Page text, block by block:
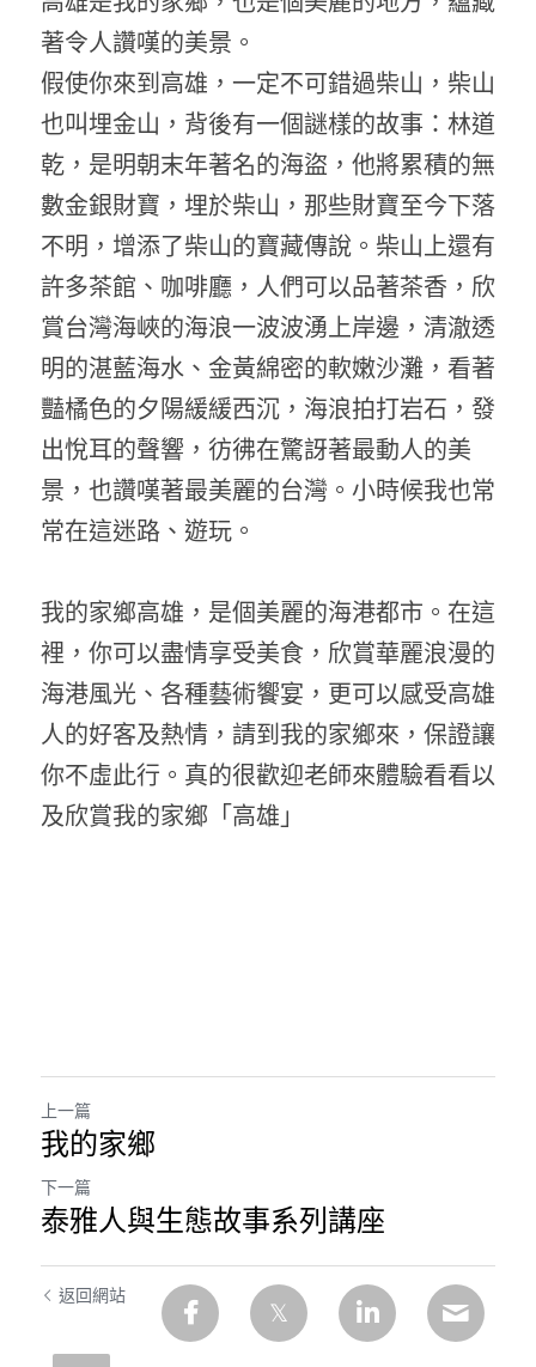
著令人讚嘆的美景。
假使你來到高雄，一定不可錯過柴山，柴山
也叫埋金山，背後有一個謎樣的故事：林道
乾，是明朝末年著名的海盜，他將累積的無
數金銀財寶，埋於柴山，那些財寶至今下落
不明，增添了柴山的寶藏傳說。柴山上還有
許多茶館、咖啡廳，人們可以品著茶香，欣
賞台灣海峽的海浪一波波湧上岸邊，清澈透
明的湛藍海水、金黃綿密的軟嫩沙灘，看著
豔橘色的夕陽緩緩西沉，海浪拍打岩石，發
出悅耳的聲響，彷彿在驚訝著最動人的美
景，也讚嘆著最美麗的台灣。小時候我也常
常在這迷路、遊玩。
我的家鄉高雄，是個美麗的海港都市。在這
裡，你可以盡情享受美食，欣賞華麗浪漫的
海港風光、各種藝術饗宴，更可以感受高雄
人的好客及熱情，請到我的家鄉來，保證讓
你不虛此行。真的很歡迎老師來體驗看看以
及欣賞我的家鄉「高雄」
上一篇
我的家鄉
下一篇
泰雅人與生態故事系列講座
返回網站